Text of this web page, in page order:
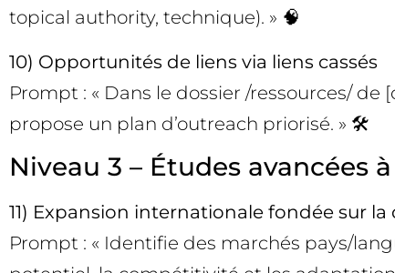
topical authority, technique). » 🧠
10) Opportunités de liens via liens cassés
Prompt : « Dans le dossier /ressources/
propose un plan d’outreach priorisé. » 🛠️
Niveau 3 – Études avancées
11) Expansion internationale fondée sur
Prompt : « Identifie des marchés pays/